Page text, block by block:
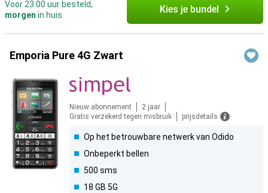
Voor 23:00 uur besteld,
morgen in huis Kies je bundel
Emporia Pure 4G Zwart
Nieuw abonnement
2 jaar
Gratis verzekerd tegen misbruik
prijsdetails
Op het betrouwbare netwerk van Odido
Onbeperkt bellen
500 sms
18 GB 5G